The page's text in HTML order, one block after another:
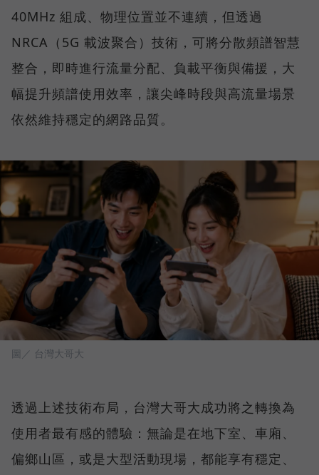
40MHz 組成、物理位置並不連續，但透過
NRCA（5G 載波聚合）技術，可將分散頻譜智慧
整合，即時進行流量分配、負載平衡與備援，大
幅提升頻譜使用效率，讓尖峰時段與高流量場景
依然維持穩定的網路品質。
圖／ 台灣大哥大
透過上述技術布局，台灣大哥大成功將之轉換為
使用者最有感的體驗：無論是在地下室、車廂、
偏鄉山區，或是大型活動現場，都能享有穩定、